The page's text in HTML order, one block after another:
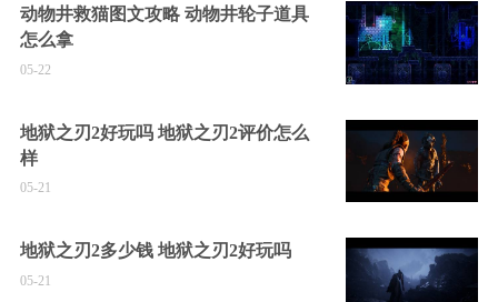
动物井救猫图文攻略 动物井轮子道具
怎么拿
05-22
地狱之刃2好玩吗 地狱之刃2评价怎么
样
05-21
地狱之刃2多少钱 地狱之刃2好玩吗
05-21